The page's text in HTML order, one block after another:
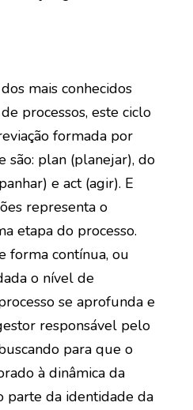
mais conhecidos
processos, este ciclo
formada por
são: plan (planejar), do
e act (agir). E
representa o
etapa do processo.
forma contínua, ou
o nível de
se aprofunda e
responsável pelo
para que o
à dinâmica da
parte da identidade da